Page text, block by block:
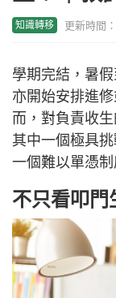
知識轉移 更新時間
學期完結，暑
亦開始安排進
而，對負責收
其中一個極具
一個難以單憑
不只看叩門